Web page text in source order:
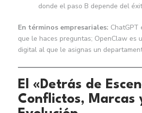
donde el paso B depende del
En términos empresariales: ChatGPT
que le haces preguntas; OpenClaw es
digital al que le asignas un
El «Detrás de
Conflictos, Marcas